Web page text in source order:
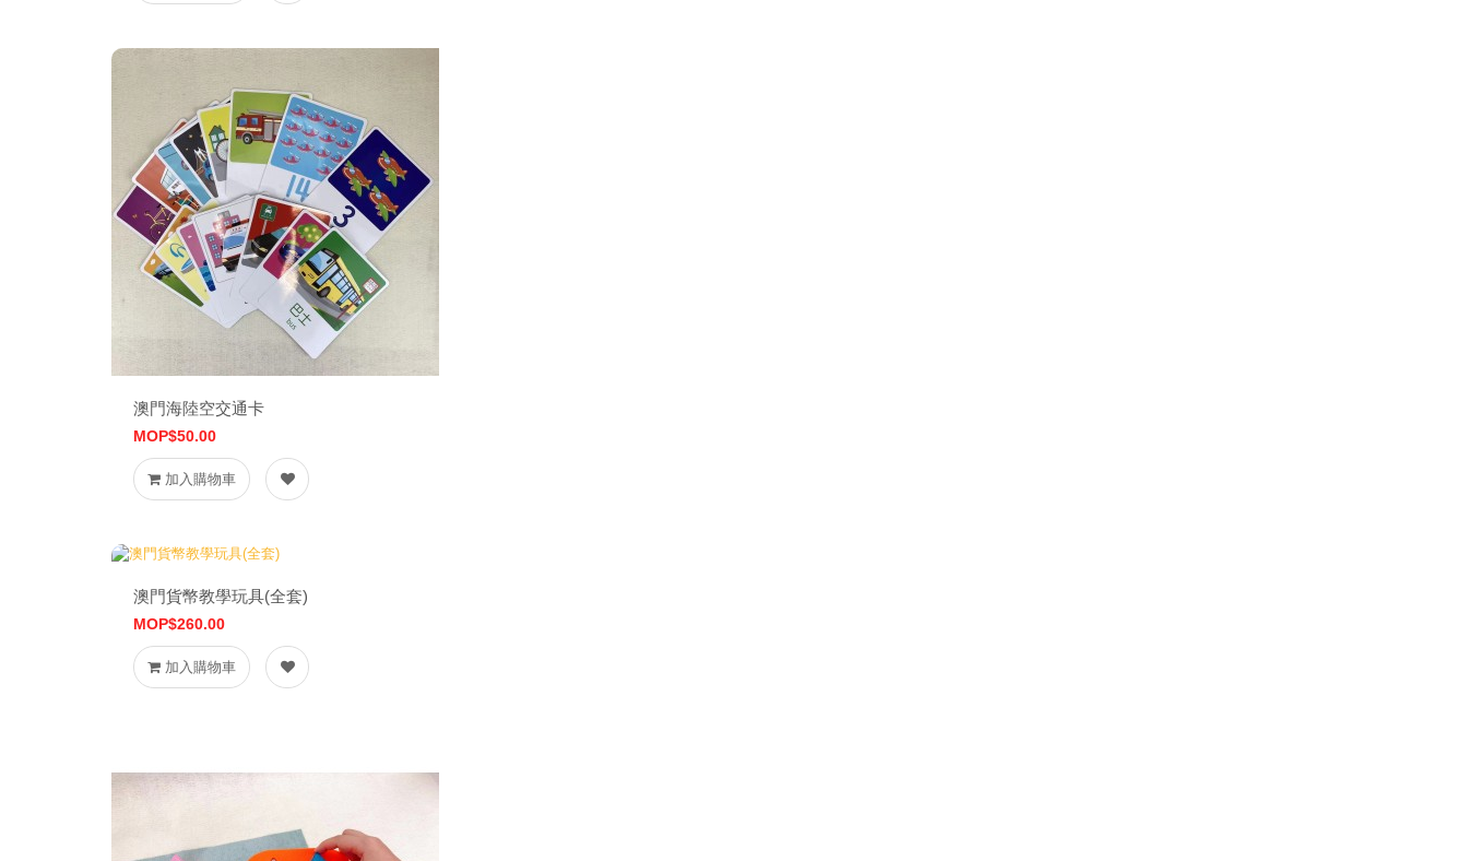
澳門海陸空交通卡
MOP$50.00
加入購物車
澳門貨幣教學玩具(全套)
MOP$260.00
加入購物車